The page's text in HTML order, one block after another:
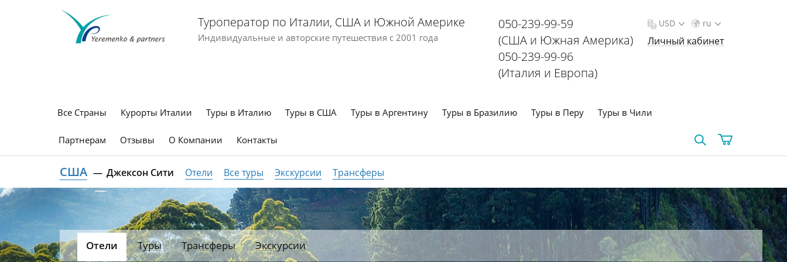
Туроператор по Италии, США и Южной Америке
Индивидуальные и авторские путешествия с 2001 года
050-239-99-59
(США и Южная Америка)
050-239-99-96
(Италия и Европа)
ru
USD
Личный кабинет
Все Страны Курорты Италии Туры в Италию Туры в США Туры в Аргентину Туры в Бразилию Туры в Перу Туры в Чили
Партнерам Отзывы О Компании Контакты
США Джексон Сити Отели Все туры Экскурсии Трансферы
Отели Туры Трансферы Экскурсии